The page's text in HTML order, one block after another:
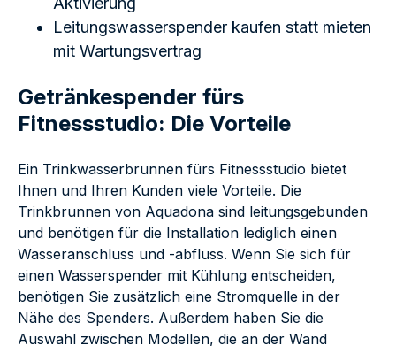
Leitungswasserspender kaufen statt mieten
mit Wartungsvertrag
Getränkespender fürs
Fitnessstudio: Die Vorteile
Ein Trinkwasserbrunnen fürs Fitnessstudio bietet
Ihnen und Ihren Kunden viele Vorteile. Die
Trinkbrunnen von Aquadona sind leitungsgebunden
und benötigen für die Installation lediglich einen
Wasseranschluss und -abfluss. Wenn Sie sich für
einen Wasserspender mit Kühlung entscheiden,
benötigen Sie zusätzlich eine Stromquelle in der
Nähe des Spenders. Außerdem haben Sie die
Auswahl zwischen Modellen, die an der Wand